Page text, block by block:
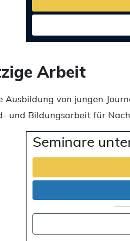
Arbeit
von jungen
und Bildungsarbeit für
Seminare